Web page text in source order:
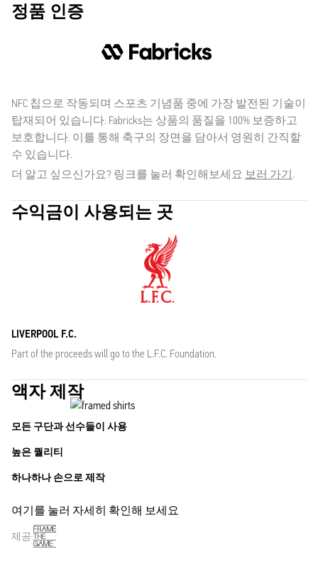
정품 인증
NFC 칩으로 작동되며 스포츠 기념품 중에 가장 발전된 기술이
탑재되어 있습니다. Fabricks는 상품의 품질을 100% 보증하고
보호합니다. 이를 통해 축구의 장면을 담아서 영원히 간직할
수 있습니다.
더 알고 싶으신가요? 링크를 눌러 확인해보세요 보러 가기.
수익금이 사용되는 곳
LIVERPOOL F.C.
Part of the proceeds will go to the L.F.C. Foundation.
액자 제작
모든 구단과 선수들이 사용
높은 퀄리티
하나하나 손으로 제작
여기를 눌러 자세히 확인해 보세요
제공: